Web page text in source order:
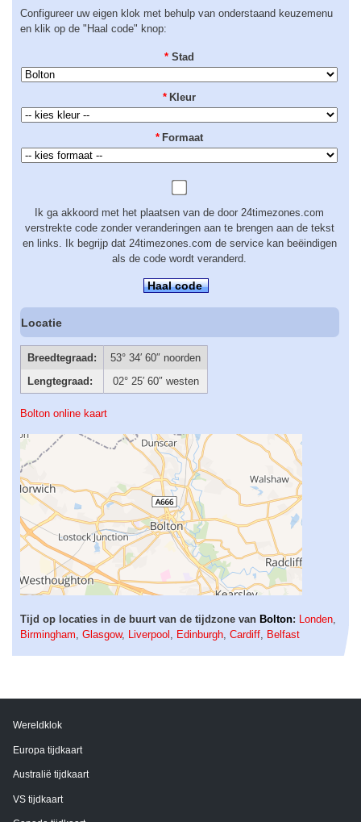
Configureer uw eigen klok met behulp van onderstaand keuzemenu
en klik op de "Haal code" knop:
* Stad
* Kleur
* Formaat
Ik ga akkoord met het plaatsen van de door 24timezones.com
verstrekte code zonder veranderingen aan te brengen aan de tekst
en links. Ik begrijp dat 24timezones.com de service kan beëindigen
als de code wordt veranderd.
Haal code
Locatie
Breedtegraad:
53° 34′ 60″ noorden
Lengtegraad:
02° 25′ 60″ westen
Bolton online kaart
Tijd op locaties in de buurt van de tijdzone van Bolton: Londen
Birmingham Glasgow, Liverpool Edinburgh Cardiff Belfast
Wereldklok
Europa tijdkaart
Australië tijdkaart
VS tijdkaart